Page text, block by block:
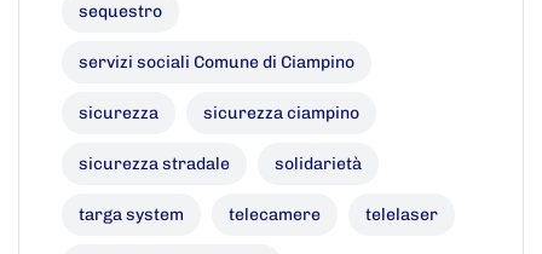
sequestro
servizi sociali Comune di Ciampino
sicurezza sicurezza ciampino
sicurezza stradale solidarietà
targa system telecamere telelaser